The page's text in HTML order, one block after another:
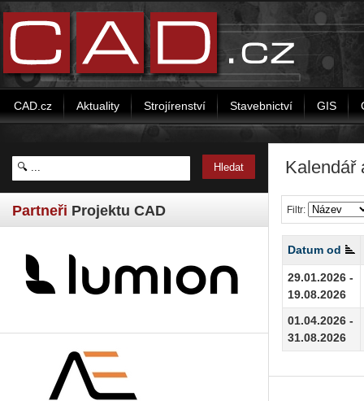
CAD.cz Aktuality Strojírenství Stavebnictví GIS
Partneři Projektu CAD
Kalendář
Filtr:
Datum od
29.01.2026 -
19.08.2026
01.04.2026 -
31.08.2026